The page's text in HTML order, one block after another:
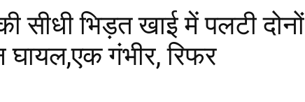
सीधी भिड़त खाई में पलटी दोनों
घायल,एक गंभीर, रिफर